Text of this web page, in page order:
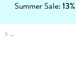
Summer Sale:
erfahren
…